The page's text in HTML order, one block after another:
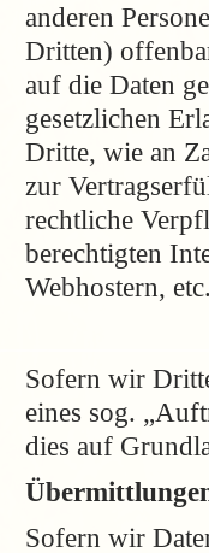
anderen
Dritten)
auf die Daten
gesetzlichen
Dritte, wie an
zur
rechtliche
berechtigten
Webhostern,
Sofern wir
eines sog.
dies auf
Sofern wir